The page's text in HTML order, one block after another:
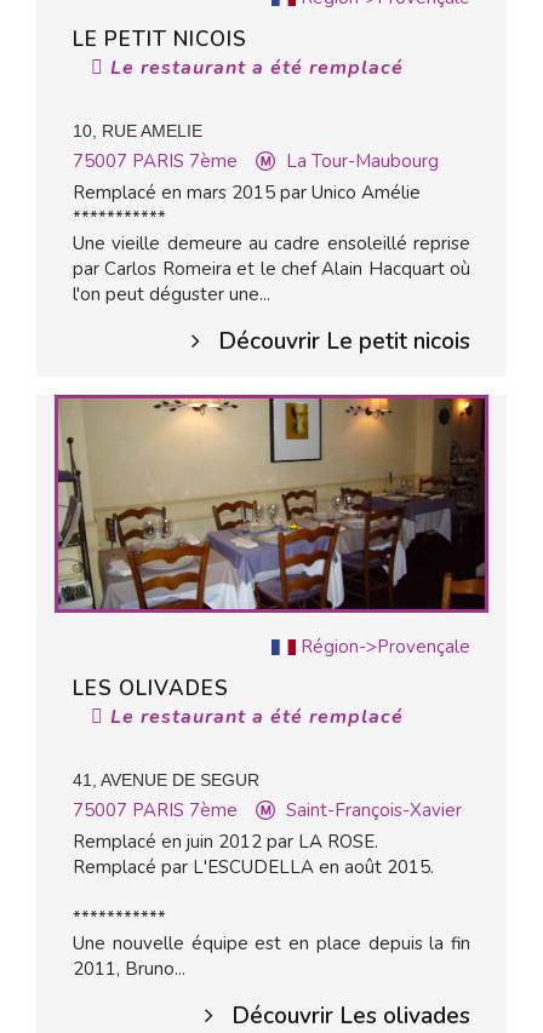
LE PETIT NICOIS
Le restaurant a été remplacé
10, RUE AMELIE
75007 PARIS 7ème
La Tour-Maubourg
Remplacé en mars 2015 par Unico Amélie
***********
Une vieille demeure au cadre ensoleillé reprise
par Carlos Romeira et le chef Alain Hacquart où
l'on peut déguster une...
Découvrir Le petit nicois
Région->Provençale
LES OLIVADES
Le restaurant a été remplacé
41, AVENUE DE SEGUR
75007 PARIS 7ème
Saint-François-Xavier
Remplacé en juin 2012 par LA ROSE.
Remplacé par L'ESCUDELLA en août 2015.
***********
Une nouvelle équipe est en place depuis la fin
2011, Bruno...
Découvrir Les olivades